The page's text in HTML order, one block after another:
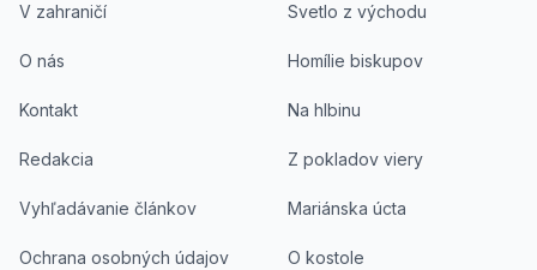
V zahraničí
O nás
Kontakt
Redakcia
Vyhľadávanie článkov
Ochrana osobných údajov
Svetlo z východu
Homílie biskupov
Na hlbinu
Z pokladov viery
Mariánska úcta
O kostole